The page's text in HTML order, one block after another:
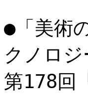
●「美術
クノロ
第178